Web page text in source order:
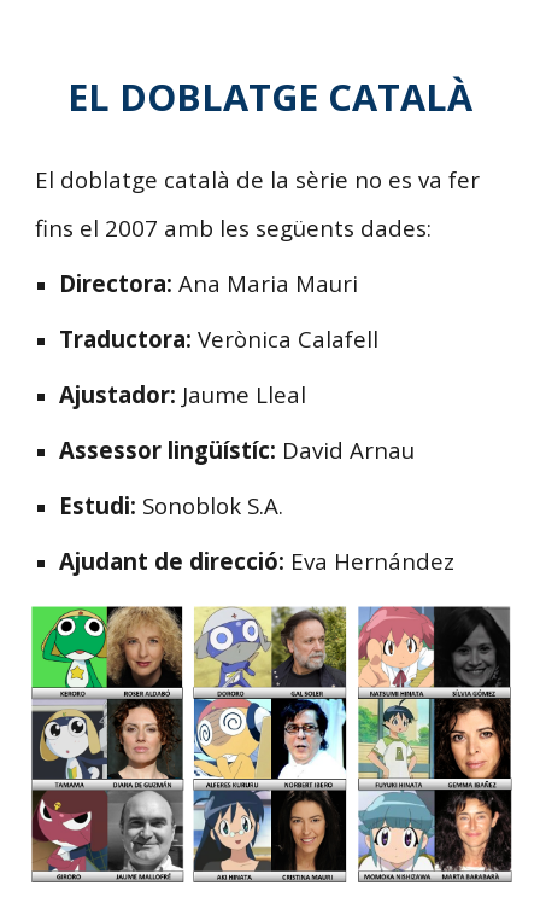
EL DOBLATGE CATALÀ
El doblatge català de la sèrie no es va fer
fins el 2007 amb les següents dades:
Directora:Ana Maria Mauri
Traductora:Verònica Calafell
Ajustador: Jaume Lleal
Assessor lingüístíc: David Arnau
Estudi: Sonoblok S.A.
Ajudant de direcció: Eva Hernández